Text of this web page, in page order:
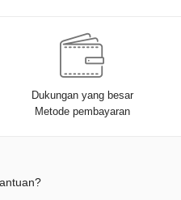
Dukungan yang besar
Metode pembayaran